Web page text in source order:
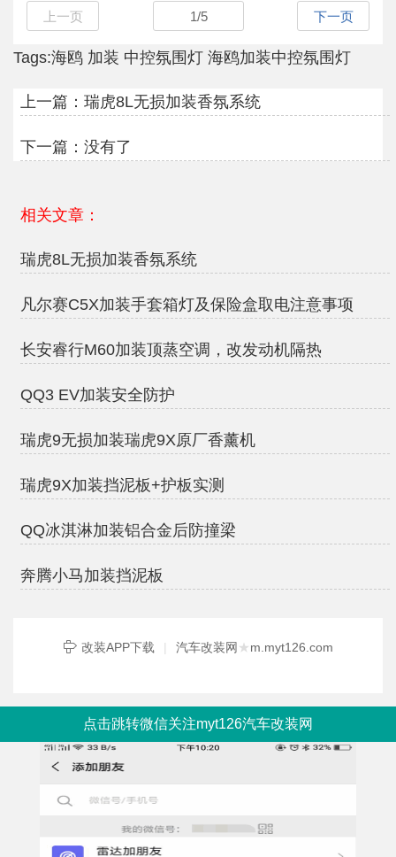
上一页 1/5 下一页
Tags:海鸥 加装 中控氛围灯 海鸥加装中控氛围灯
上一篇： 瑞虎8L无损加装香氛系统
下一篇：没有了
相关文章：
瑞虎8L无损加装香氛系统
凡尔赛C5X加装手套箱灯及保险盒取电注意事项
长安睿行M60加装顶蒸空调，改发动机隔热
QQ3 EV加装安全防护
瑞虎9无损加装瑞虎9X原厂香薰机
瑞虎9X加装挡泥板+护板实测
QQ冰淇淋加装铝合金后防撞梁
奔腾小马加装挡泥板
改装APP下载 | 汽车改装网 ★m.myt126.com
点击跳转微信关注myt126汽车改装网